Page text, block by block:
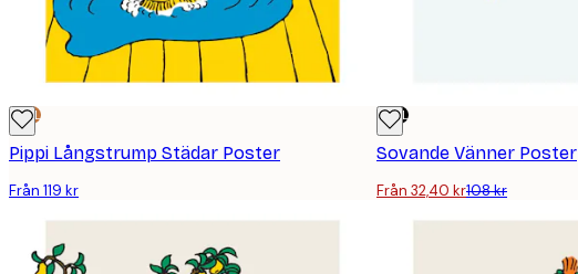
DEAL
Pippi Långstrump Städar Poster
Från 119 kr
DEAL
Sovande Vänner Poster
Från 32,40 kr108 kr